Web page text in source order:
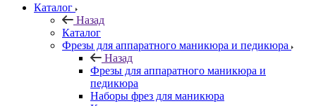
Каталог
Назад
Каталог
Фрезы для аппаратного маникюра и педикюра
Назад
Фрезы для аппаратного маникюра и
педикюра
Наборы фрез для маникюра